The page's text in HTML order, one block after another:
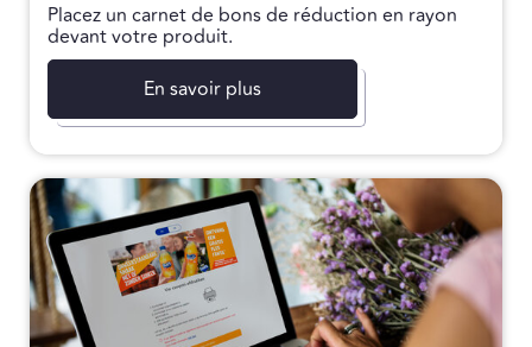
Placez un carnet de bons de réduction en rayon
devant votre produit.
En savoir plus